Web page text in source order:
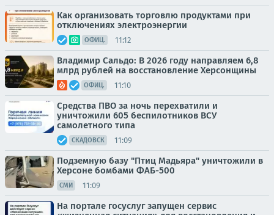
Как организовать торговлю продуктами при
отключениях электроэнергии
ОФИЦ. 11:12
Владимир Сальдо: В 2026 году направляем 6,8
млрд рублей на восстановление Херсонщины
ОФИЦ. 11:10
Средства ПВО за ночь перехватили и
уничтожили 605 беспилотников ВСУ
самолетного типа
СКАДОВСК 11:09
Подземную базу "Птиц Мадьяра" уничтожили в
Херсоне бомбами ФАБ-500
СМИ 11:09
На портале госуслуг запущен сервис